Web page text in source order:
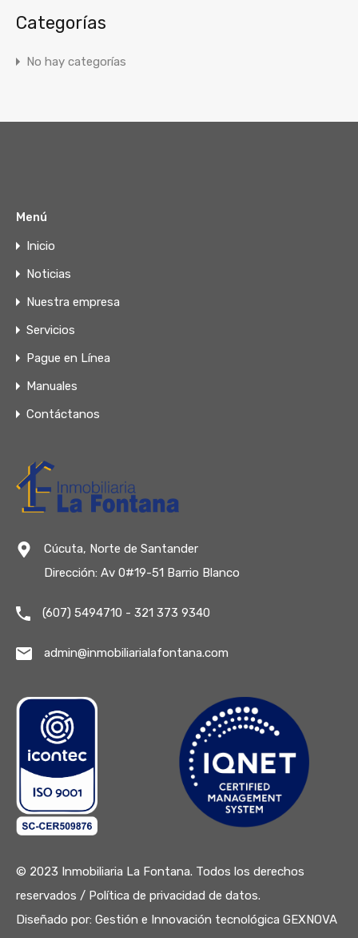
Categorías
No hay categorías
Menú
Inicio
Noticias
Nuestra empresa
Servicios
Pague en Línea
Manuales
Contáctanos
Cúcuta, Norte de Santander
Dirección: Av 0#19-51 Barrio Blanco
(607) 5494710 - 321 373 9340
admin@inmobiliarialafontana.com
© 2023 Inmobiliaria La Fontana. Todos los derechos
reservados / Política de privacidad de datos.
Diseñado por: Gestión e Innovación tecnológica GEXNOVA